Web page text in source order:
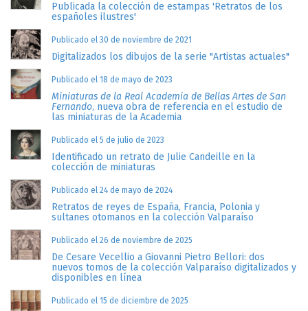
Publicada la colección de estampas 'Retratos de los
españoles ilustres'
Publicado el 30 de noviembre de 2021
Digitalizados los dibujos de la serie "Artistas actuales"
Publicado el 18 de mayo de 2023
Miniaturas de la Real Academia de Bellas Artes de San
Fernando, nueva obra de referencia en el estudio de
las miniaturas de la Academia
Publicado el 5 de julio de 2023
Identificado un retrato de Julie Candeille en la
colección de miniaturas
Publicado el 24 de mayo de 2024
Retratos de reyes de España, Francia, Polonia y
sultanes otomanos en la colección Valparaíso
Publicado el 26 de noviembre de 2025
De Cesare Vecellio a Giovanni Pietro Bellori: dos
nuevos tomos de la colección Valparaíso digitalizados y
disponibles en línea
Publicado el 15 de diciembre de 2025